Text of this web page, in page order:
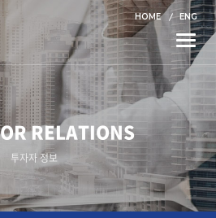
HOME ENG
Toggle
RELATIONS
투자자 정보